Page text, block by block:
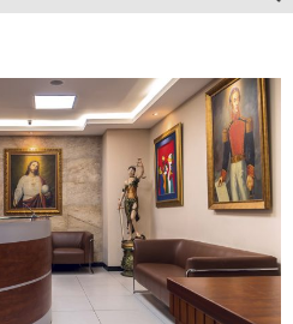
COLINEAL – Especial Interiorismo & Decoración 2026
ADRIANA HOYOS DESIGN STUDIO – Especial Interiorismo & Decoración 2026